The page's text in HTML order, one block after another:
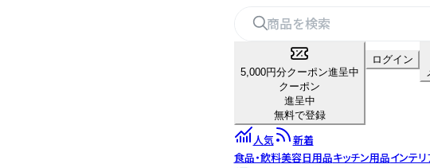
5,000円分クーポン進呈中
クーポン
進呈中
無料で登録
ログイン
人気
新着
食品・飲料美容日用品キッチン用品インテ